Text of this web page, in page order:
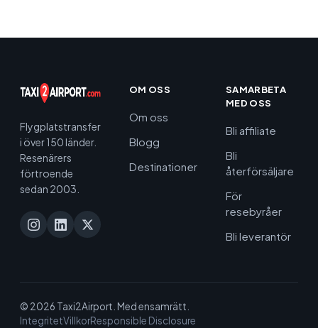
Flygplatstransfer
i över 150 länder.
Resenärers
förtroende
sedan 2003.
OM OSS
Om oss
Blogg
Destinationer
SAMARBETA
MED OSS
Bli affiliate
Bli
återförsäljare
För
resebyråer
Bli leverantör
© 2026 Taxi2Airport. Med ensamrätt.
IntegritetVillkorResponsible Disclosure